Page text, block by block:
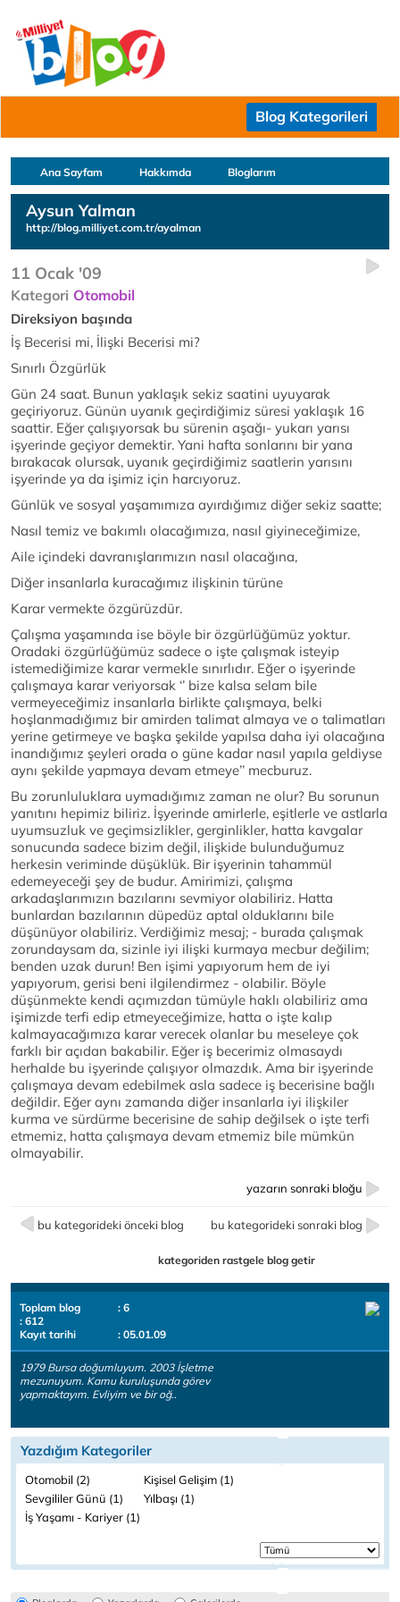
Blog Kategorileri
Ana Sayfam Hakkımda Bloglarım
Aysun Yalman
http://blog.milliyet.com.tr/ayalman
11 Ocak '09
Kategori Otomobil
Direksiyon başında
İş Becerisi mi, İlişki Becerisi mi?
Sınırlı Özgürlük
Gün 24 saat. Bunun yaklaşık sekiz saatini uyuyarak
geçiriyoruz. Günün uyanık geçirdiğimiz süresi yaklaşık 16
saattir. Eğer çalışıyorsak bu sürenin aşağı- yukarı yarısı
işyerinde geçiyor demektir. Yani hafta sonlarını bir yana
bırakacak olursak, uyanık geçirdiğimiz saatlerin yarısını
işyerinde ya da işimiz için harcıyoruz.
Günlük ve sosyal yaşamımıza ayırdığımız diğer sekiz saatte;
Nasıl temiz ve bakımlı olacağımıza, nasıl giyineceğimize,
Aile içindeki davranışlarımızın nasıl olacağına,
Diğer insanlarla kuracağımız ilişkinin türüne
Karar vermekte özgürüzdür.
Çalışma yaşamında ise böyle bir özgürlüğümüz yoktur.
Oradaki özgürlüğümüz sadece o işte çalışmak isteyip
istemediğimize karar vermekle sınırlıdır. Eğer o işyerinde
çalışmaya karar veriyorsak ‘’ bize kalsa selam bile
vermeyeceğimiz insanlarla birlikte çalışmaya, belki
hoşlanmadığımız bir amirden talimat almaya ve o talimatları
yerine getirmeye ve başka şekilde yapılsa daha iyi olacağına
inandığımız şeyleri orada o güne kadar nasıl yapıla geldiyse
aynı şekilde yapmaya devam etmeye’’ mecburuz.
Bu zorunluluklara uymadığımız zaman ne olur? Bu sorunun
yanıtını hepimiz biliriz. İşyerinde amirlerle, eşitlerle ve astlarla
uyumsuzluk ve geçimsizlikler, gerginlikler, hatta kavgalar
sonucunda sadece bizim değil, ilişkide bulunduğumuz
herkesin veriminde düşüklük. Bir işyerinin tahammül
edemeyeceği şey de budur. Amirimizi, çalışma
arkadaşlarımızın bazılarını sevmiyor olabiliriz. Hatta
bunlardan bazılarının düpedüz aptal olduklarını bile
düşünüyor olabiliriz. Verdiğimiz mesaj; - burada çalışmak
zorundaysam da, sizinle iyi ilişki kurmaya mecbur değilim;
benden uzak durun! Ben işimi yapıyorum hem de iyi
yapıyorum, gerisi beni ilgilendirmez - olabilir. Böyle
düşünmekte kendi açımızdan tümüyle haklı olabiliriz ama
işimizde terfi edip etmeyeceğimize, hatta o işte kalıp
kalmayacağımıza karar verecek olanlar bu meseleye çok
farklı bir açıdan bakabilir. Eğer iş becerimiz olmasaydı
herhalde bu işyerinde çalışıyor olmazdık. Ama bir işyerinde
çalışmaya devam edebilmek asla sadece iş becerisine bağlı
değildir. Eğer aynı zamanda diğer insanlarla iyi ilişkiler
kurma ve sürdürme becerisine de sahip değilsek o işte terfi
etmemiz, hatta çalışmaya devam etmemiz bile mümkün
olmayabilir.
yazarın sonraki bloğu
bu kategorideki önceki blog bu kategorideki sonraki blog
kategoriden rastgele blog getir
Toplam blog
: 6
: 612
Kayıt tarihi
: 05.01.09
1979 Bursa doğumluyum. 2003 İşletme
mezunuyum. Kamu kuruluşunda görev
yapmaktayım. Evliyim ve bir oğ..
Yazdığım Kategoriler
Otomobil (2)
Kişisel Gelişim (1)
Sevgililer Günü (1)
Yılbaşı (1)
İş Yaşamı - Kariyer (1)